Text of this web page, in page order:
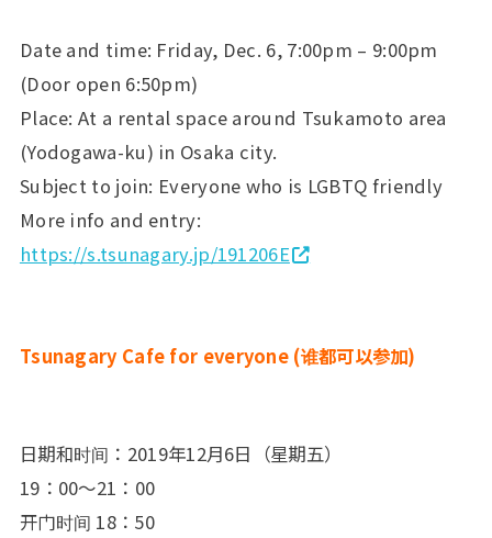
Date and time: Friday, Dec. 6, 7:00pm – 9:00pm
(Door open 6:50pm)
Place: At a rental space around Tsukamoto area
(Yodogawa-ku) in Osaka city.
Subject to join: Everyone who is LGBTQ friendly
More info and entry:
https://s.tsunagary.jp/191206E
Tsunagary Cafe for everyone (谁都可以参加)
日期和时间：2019年12月6日（星期五）
19：00～21：00
开门时间 18：50